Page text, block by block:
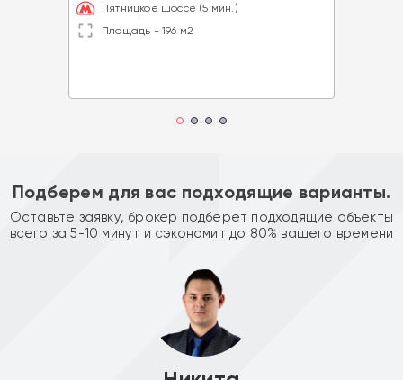
Пятницкое шоссе (5 мин.)
Площадь - 196 м2
Подберем для вас подходящие варианты.
Оставьте заявку, брокер подберет подходящие объекты
всего за 5-10 минут и сэкономит до 80% вашего времени